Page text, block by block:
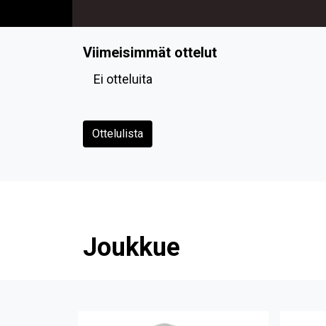
Viimeisimmät ottelut
Ei otteluita
Ottelulista
Joukkue